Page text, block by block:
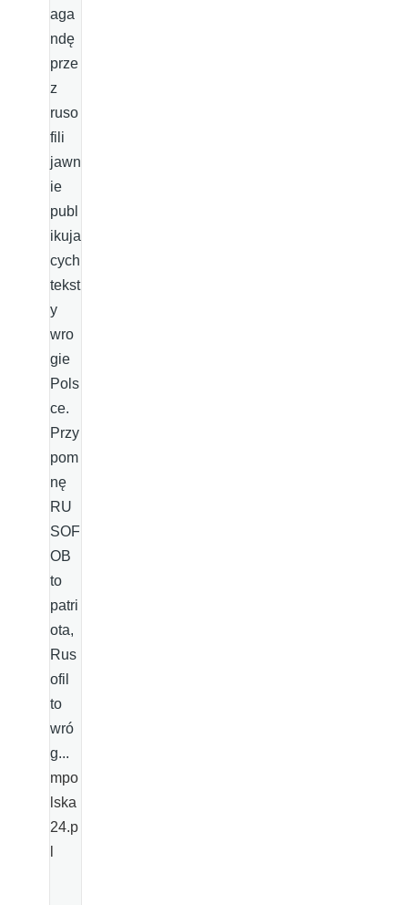
aga
ndę
prze
z
ruso
fili
jawn
ie
publ
ikuja
cych
tekst
y
wro
gie
Pols
ce.
Przy
pom
nę
RU
SOF
OB
to
patri
ota,
Rus
ofil
to
wró
g...
mpo
lska
24.p